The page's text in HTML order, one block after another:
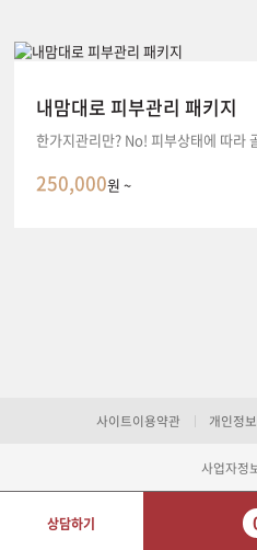
내맘대로 피부관리 패키지
한가지관리만? No! 피부상태에 따라
250,000원 ~
사이트이용약관 개인정
사업자정
상담하기